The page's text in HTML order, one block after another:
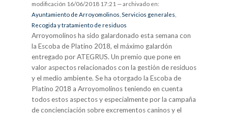
modificación 16/06/2018 17:21 — archivado en:
Ayuntamiento de Arroyomolinos Servicios generales
Recogida y tratamiento de residuos
Arroyomolinos ha sido galardonado esta semana con
la Escoba de Platino 2018, el máximo galardón
entregado por ATEGRUS. Un premio que pone en
valor aspectos relacionados con la gestión de residuos
y el medio ambiente. Se ha otorgado la Escoba de
Platino 2018 a Arroyomolinos teniendo en cuenta
todos estos aspectos y especialmente por la campaña
de concienciación sobre excrementos caninos y el